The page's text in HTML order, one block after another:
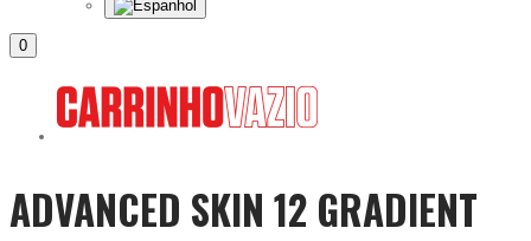
0
ADVANCED SKIN 12 GRADIENT